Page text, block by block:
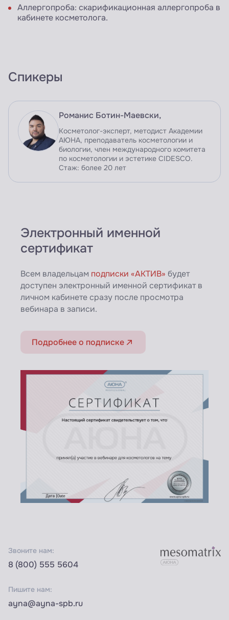
Аллергопроба: скарификационная аллергопроба в
кабинете косметолога.
Спикеры
Романис Ботин-Маевски,
Косметолог-эксперт, методист Академии
АЮНА, преподаватель косметологии и
биологии, член международного комитета
по косметологии и эстетике CIDESCO.
Стаж: более 20 лет
Электронный именной
сертификат
Всем владельцам подписки «АКТИВ» будет
доступен электронный именной сертификат в
личном кабинете сразу после просмотра
вебинара в записи.
Подробнее о подписке
Звоните нам:
8 (800) 555 5604
Пишите нам:
ayna@ayna-spb.ru